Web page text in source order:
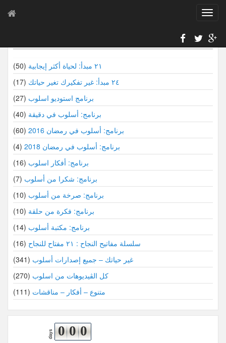
T
g
g
n
i
a
o
٢١ مبدأ: لحياة أكثر إيجابية
(50)
٢٤ مبدأ: غير تفكيرك تغير حياتك
(17)
برنامج استوديو اسلوب (27)
برنامج: أسلوب في دقيقة (40)
برنامج: أسلوب في رمضان 2016
(60)
برنامج: أسلوب في رمضان 2018
(4)
برنامج: أفكار اسلوب (16)
برنامج: شكرا من أسلوب (7)
برنامج: صرخة من أسلوب (10)
برنامج: فكرة من حلقة (10)
برنامج: مكتبة أسلوب (14)
سلسلة مفاتيح النجاح : ٢١ مفتاح للنجاح
(16)
غير حياتك – جميع إصدارات أسلوب (341)
كل الڤيديوهات من اسلوب (270)
متنوع – أفكار – مناقشات (111)
days 0 0 0